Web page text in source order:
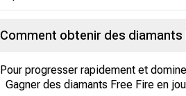
Comment obtenir des diamants
Pour progresser rapidement et
Gagner des diamants Free Fire en